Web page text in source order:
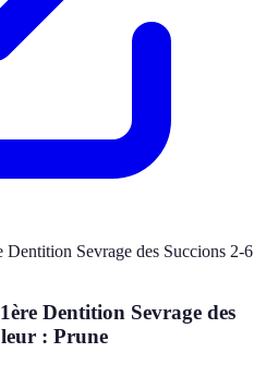
Dentition Sevrage des
: Prune